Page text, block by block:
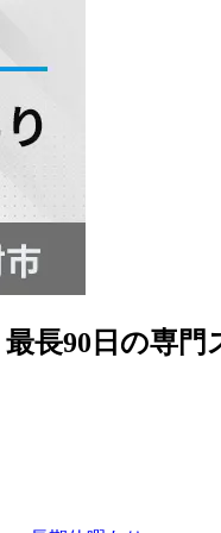
長90日の専門